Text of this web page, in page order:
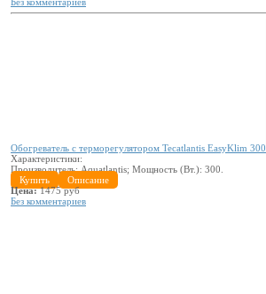
Обогреватель с терморегулятором Tecatlantis EasyKlim 300
Характеристики:
Производитель:Aquatlantis; Мощность (Вт.): 300
Купить
Описание
Цена:1475 руб
Без комментариев